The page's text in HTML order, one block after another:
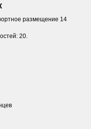
размещение 14
20.